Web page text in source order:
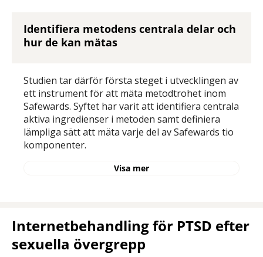
Identifiera metodens centrala delar och
hur de kan mätas
Studien tar därför första steget i utvecklingen av
ett instrument för att mäta metodtrohet inom
Safewards. Syftet har varit att identifiera centrala
aktiva ingredienser i metoden samt definiera
lämpliga sätt att mäta varje del av Safewards tio
komponenter.
Visa mer
Internetbehandling för PTSD efter
sexuella övergrepp